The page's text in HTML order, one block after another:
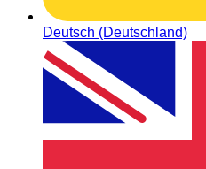
Deutsch (Deutschland)